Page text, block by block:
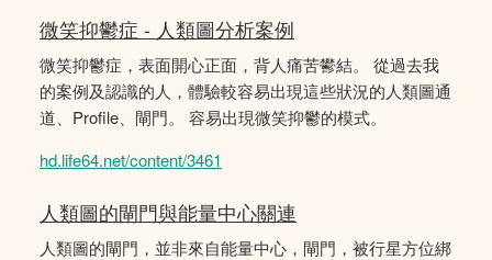
微笑抑鬱症 - 人類圖分析案例
微笑抑鬱症，表面開心正面，背人痛苦鬰結。 從過去我
的案例及認識的人，體驗較容易出現這些狀況的人類圖通
道、Profile、閘門。 容易出現微笑抑鬱的模式。
hd.life64.net/content/3461
人類圖的閘門與能量中心關連
人類圖的閘門，並非來自能量中心，閘門，被行星方位綁